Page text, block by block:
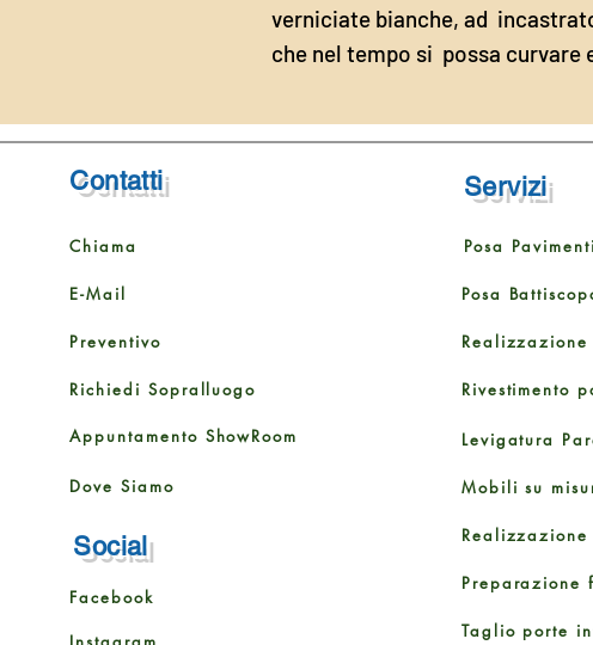
verniciate bianche, ad
che nel tempo si possa curvare
Contatti
Chiama
E-Mail
Preventivo
Appuntamento ShowRoom
Richiedi Sopralluogo
Dove Siamo
Social
Facebook
Servizi
Posa Pavimenti
Posa
Realizzazione
Rivestimento
Levigatura
Mobili su
Realizzazione
Preparazione
Taglio porte